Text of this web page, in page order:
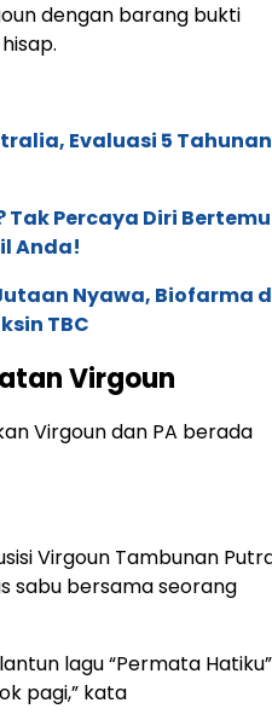
dengan barang bukti
Evaluasi 5 Tahunan
Tak Percaya Diri Bertemu
Anda!
Nyawa, Biofarma
TBC
Virgoun
Virgoun dan PA berada
Virgoun Tambunan
sabu bersama seorang
lagu “Permata Hatiku”
pagi,” kata